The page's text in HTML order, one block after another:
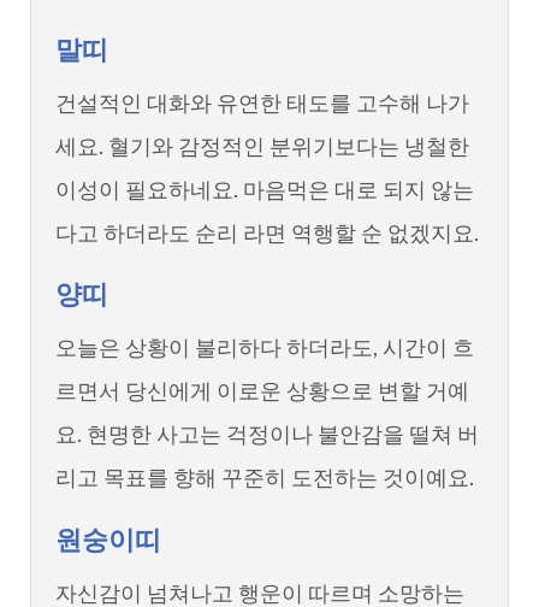
말띠
건설적인 대화와 유연한 태도를 고수해 나가
세요. 혈기와 감정적인 분위기보다는 냉철한
이성이 필요하네요. 마음먹은 대로 되지 않는
다고 하더라도 순리 라면 역행할 순 없겠지요.
양띠
오늘은 상황이 불리하다 하더라도, 시간이 흐
르면서 당신에게 이로운 상황으로 변할 거예
요. 현명한 사고는 걱정이나 불안감을 떨쳐 버
리고 목표를 향해 꾸준히 도전하는 것이예요.
원숭이띠
자신감이 넘쳐나고 행운이 따르며 소망하는